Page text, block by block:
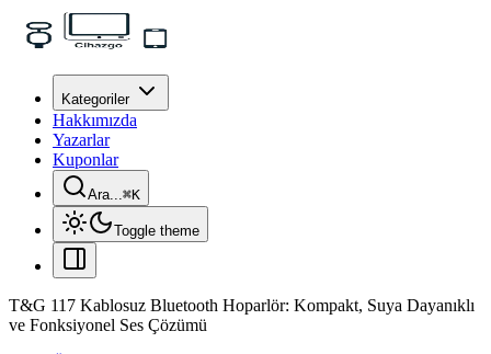
Kategoriler
Hakkımızda
Yazarlar
Kuponlar
Ara...⌘K
Toggle theme
T&G 117 Kablosuz Bluetooth Hoparlör: Kompakt, Suya Dayanıklı
ve Fonksiyonel Ses Çözümü